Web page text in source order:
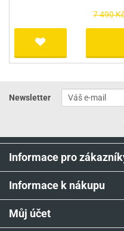
7 490
Newsletter
Informace pro
Informace k nákupu
Můj účet